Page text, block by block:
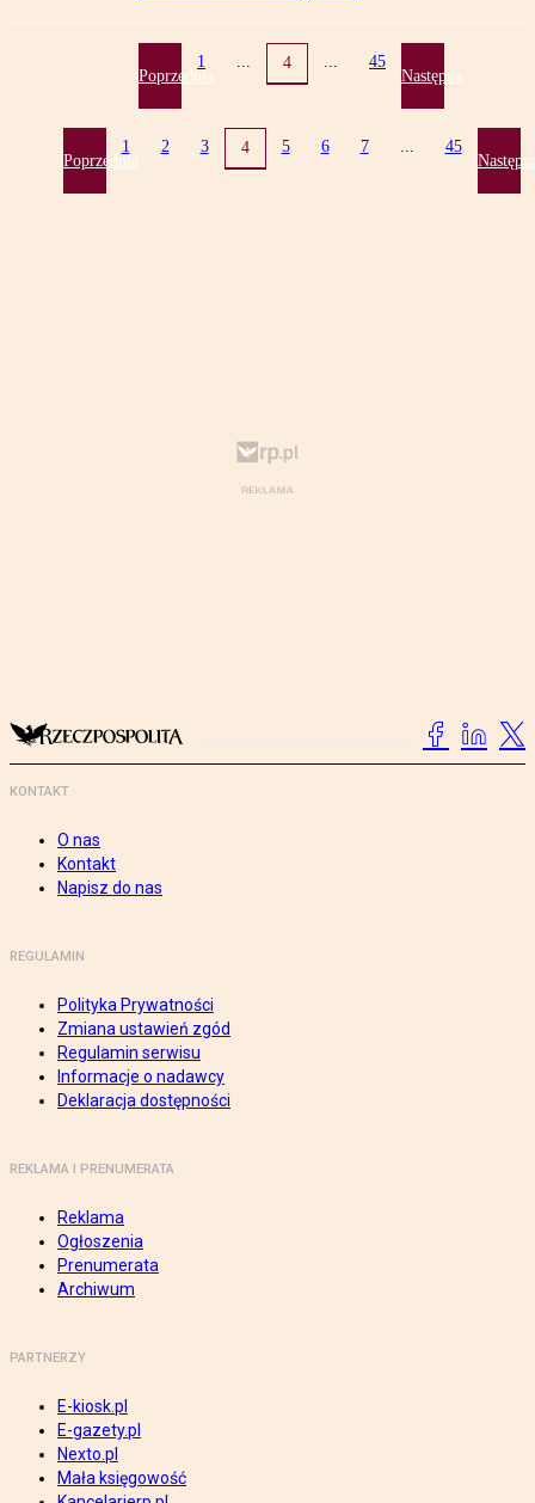
Poprzednia
1 ... 4 ... 45
Następna
Poprzednia
1 2 3 4 5 6 7 ... 45
KONTAKT
O nas
Kontakt
Napisz do nas
REGULAMIN
Polityka Prywatności
Zmiana ustawień zgód
Regulamin serwisu
Informacje o nadawcy
Deklaracja dostępności
REKLAMA I PRENUMERATA
Reklama
Ogłoszenia
Prenumerata
Archiwum
PARTNERZY
E-kiosk.pl
E-gazety.pl
Nexto.pl
Mała księgowość